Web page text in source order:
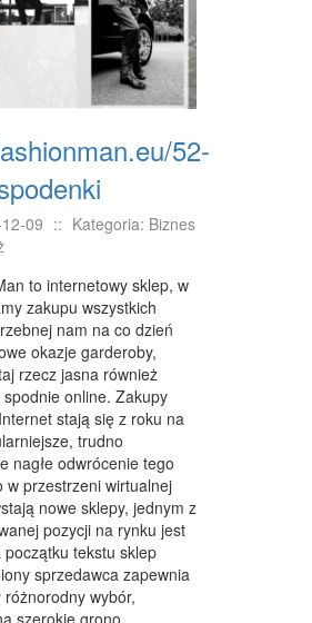
MIESZKANIA
WYKSZTAŁCENIE
EDUKACYJNE
JĘZYKOWE
I SZKOLENIA
TŁUMACZENIA
BIZNES ONLINE
BIŻUTERIA
DLA DZIECI
MEBLE
WNĘTRZ
ŁAZIENKI
ODZIEŻ
SPORT
RTV, AGD
52-
09 :: Kategoria: Biznes
to internetowy sklep, w
zakupu wszystkich
nam na co dzień
okazje garderoby,
rzecz jasna również
online. Zakupy
stają się z roku na
trudno
nagłe odwrócenie tego
w przestrzeni wirtualnej
nowe sklepy, jednym z
pozycji na rynku jest
tekstu sklep
sprzedawca zapewnia
wybór,
szerokie grono